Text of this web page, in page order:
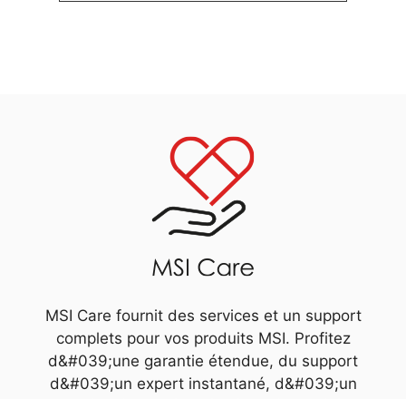
MSI Care fournit des services et un support
complets pour vos produits MSI. Profitez
d&#039;une garantie étendue, du support
d&#039;un expert instantané, d&#039;un